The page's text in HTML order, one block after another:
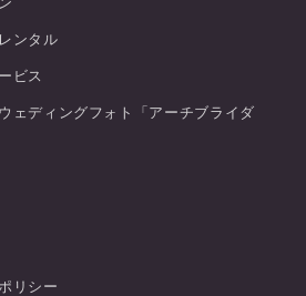
ンタル
ビス
ェディングフォト「アーチブライダ
リシー